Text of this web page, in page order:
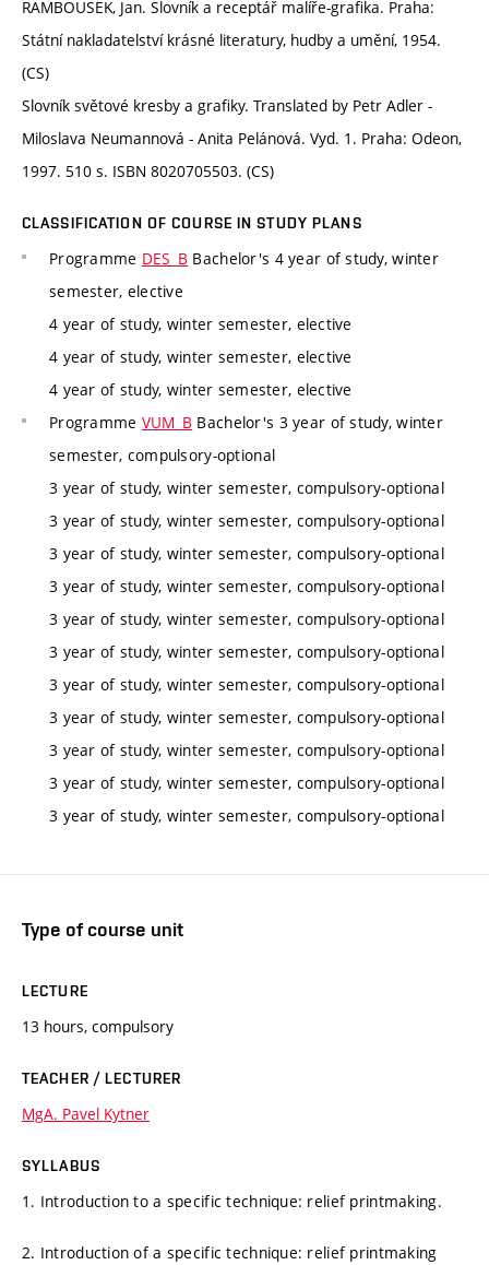
RAMBOUSEK, Jan. Slovník a receptář malíře-grafika. Praha:
Státní nakladatelství krásné literatury, hudby a umění, 1954.
(CS)
Slovník světové kresby a grafiky. Translated by Petr Adler -
Miloslava Neumannová - Anita Pelánová. Vyd. 1. Praha: Odeon,
1997. 510 s. ISBN 8020705503. (CS)
CLASSIFICATION OF COURSE IN STUDY PLANS
Programme DES_B Bachelor's 4 year of study, winter
semester, elective
4 year of study, winter semester, elective
4 year of study, winter semester, elective
4 year of study, winter semester, elective
Programme VUM_B Bachelor's 3 year of study, winter
semester, compulsory-optional
3 year of study, winter semester, compulsory-optional
3 year of study, winter semester, compulsory-optional
3 year of study, winter semester, compulsory-optional
3 year of study, winter semester, compulsory-optional
3 year of study, winter semester, compulsory-optional
3 year of study, winter semester, compulsory-optional
3 year of study, winter semester, compulsory-optional
3 year of study, winter semester, compulsory-optional
3 year of study, winter semester, compulsory-optional
3 year of study, winter semester, compulsory-optional
3 year of study, winter semester, compulsory-optional
Type of course unit
LECTURE
13 hours, compulsory
TEACHER / LECTURER
MgA. Pavel Kytner
SYLLABUS
1. Introduction to a specific technique: relief printmaking.
2. Introduction of a specific technique: relief printmaking